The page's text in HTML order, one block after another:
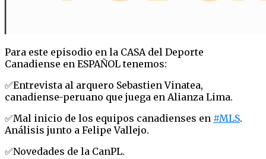
Para este episodio en la CASA del Deporte
Canadiense en ESPAÑOL tenemos:
✅Entrevista al arquero Sebastien Vinatea,
canadiense-peruano que juega en Alianza Lima.
✅Mal inicio de los equipos canadienses en #MLS.
Análisis junto a Felipe Vallejo.
✅Novedades de la CanPL.